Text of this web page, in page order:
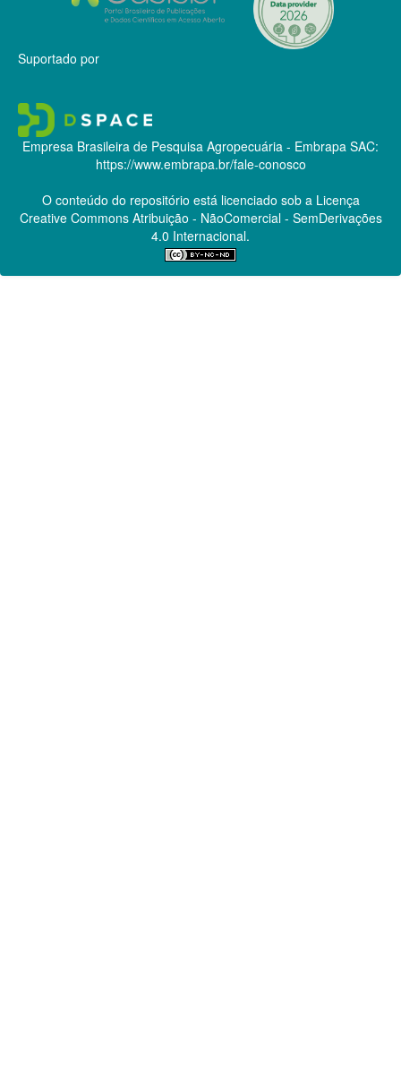
Suportado por
Empresa Brasileira de Pesquisa Agropecuária - Embrapa SAC:
https://www.embrapa.br/fale-conosco
O conteúdo do repositório está licenciado sob a Licença
Creative CommonsAtribuição - NãoComercial - SemDerivações
4.0 Internacional.